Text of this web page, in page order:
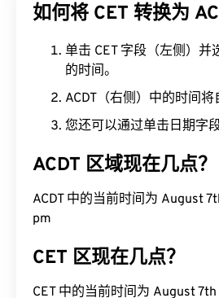
如何将 CET 转换为
单击 CET 字段（左侧）并
的时间。
ACDT（右侧）中的时间将
您还可以通过单击日期字
ACDT 区域现在几点？
ACDT 中的当前时间为 August
pm
CET 区现在几点？
CET 中的当前时间为 August